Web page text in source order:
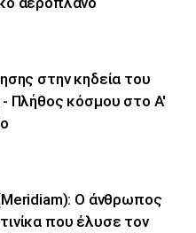
στην κηδεία του
- Πλήθος κόσμου στο Α'
Ο άνθρωπος
που έλυσε τον